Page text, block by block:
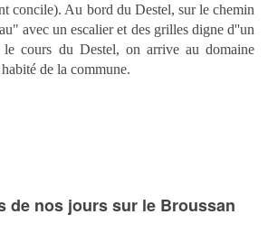
concile). Au bord du Destel, sur le chemin
avec un escalier et des grilles digne d''un
le cours du Destel, on arrive au domaine
de la commune.
de nos jours sur le Broussan